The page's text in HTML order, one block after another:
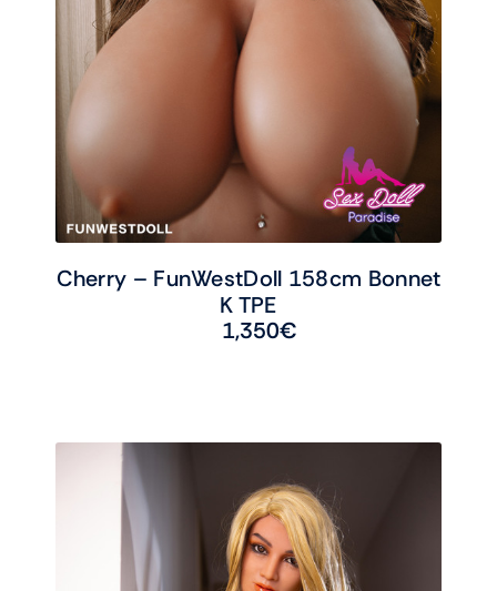
Cherry – FunWestDoll 158cm Bonnet
K TPE
1,350€